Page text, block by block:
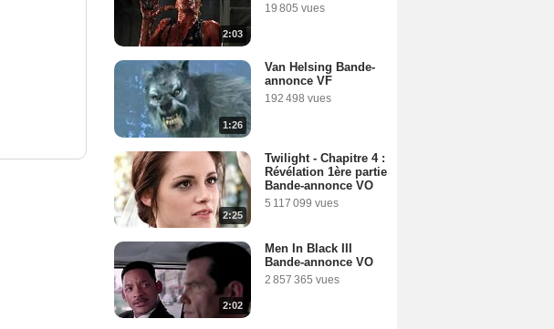
2:03
19 805 vues
1:26
Van Helsing Bande-
annonce VF
192 498 vues
2:25
Twilight - Chapitre 4 :
Révélation 1ère partie
Bande-annonce VO
5 117 099 vues
2:02
Men In Black III
Bande-annonce VO
2 857 365 vues